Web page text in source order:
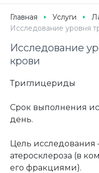
Главная Услуги
Исследование уровня
Исследование
крови
Триглицериды
Срок выполнения
день.
Цель исследования
атеросклероза (в
его фракциями).